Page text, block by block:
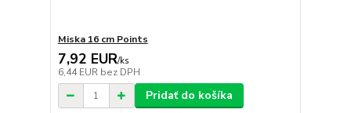
Miska 16 cm Points
7,92 EUR/ks
6,44 EUR bez DPH
Pridať do košíka